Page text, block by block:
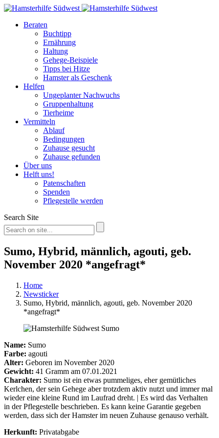
Beraten
Buchtipp
Ernährung
Haltung
Gehege-Beispiele
Tipps bei Hitze
Hamster als Geschenk
Helfen
Ungeplanter Nachwuchs
Gruppenhaltung
Tierheime
Vermitteln
Ablauf
Bedingungen
Zuhause gesucht
Zuhause gefunden
Über uns
Helft uns!
Patenschaften
Spenden
Pflegestelle werden
Search Site
Sumo, Hybrid, männlich, agouti, geb.
November 2020 *angefragt*
Home
Newsticker
Sumo, Hybrid, männlich, agouti, geb. November 2020
*angefragt*
Name: Sumo
Farbe: agouti
Alter: Geboren im November 2020
Gewicht: 41 Gramm am 07.01.2021
Charakter: Sumo ist ein etwas pummeliges, eher gemütliches
Kerlchen, der sein Gehege aber trotzdem aktiv nutzt und immer mal
wieder eine kleine Rund im Laufrad dreht. | Es wird das Verhalten
in der Pflegestelle beschrieben. Es kann keine Garantie gegeben
werden, dass sich der Hamster im neuen Zuhause genauso verhält.
Herkunft: Privatabgabe